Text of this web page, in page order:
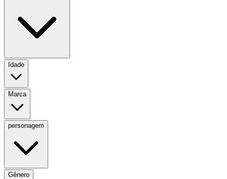
Idade
Marca
personagem
Gênero